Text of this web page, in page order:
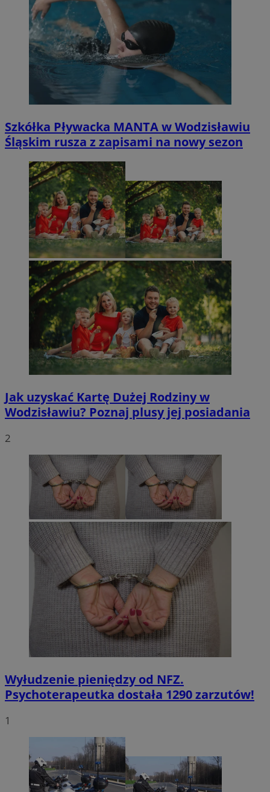
Szkółka Pływacka MANTA w Wodzisławiu
Śląskim rusza z zapisami na nowy sezon
Jak uzyskać Kartę Dużej Rodziny w
Wodzisławiu? Poznaj plusy jej posiadania
2
Wyłudzenie pieniędzy od NFZ.
Psychoterapeutka dostała 1290 zarzutów!
1